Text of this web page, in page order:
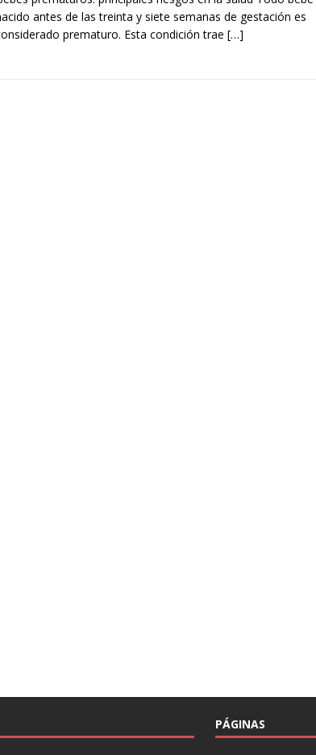
antes de las treinta y siete semanas de gestación es
prematuro. Esta condición trae […]
PÁGINAS